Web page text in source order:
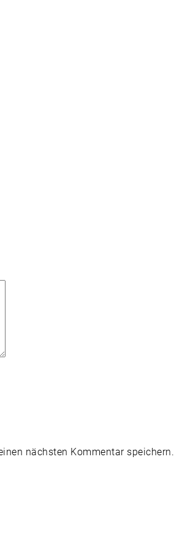
nächsten Kommentar speichern.